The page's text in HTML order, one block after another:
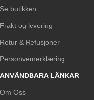
Se butikken
Frakt og levering
Retur & Refusjoner
Personvernerklæring
ANVÄNDBARA LÄNKAR
Om Oss